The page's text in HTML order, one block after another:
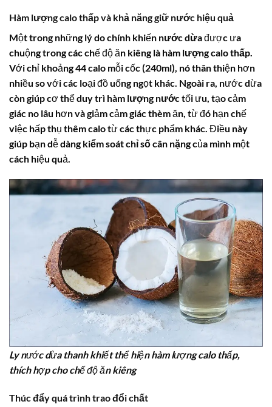
Hàm lượng calo thấpvà khả nănggiữ nước hiệu quả
Một trong những lý do chính khiến nước dừađược ưa
chuộng trong các chế độ ăn kiêng là hàm lượng calo thấp.
Với chỉ khoảng 44 calo mỗi cốc (240ml), nó thân thiện hơn
nhiều so với các loại đồ uống ngọt khác. Ngoài ra, nước dừa
còn giúp cơ thể duy trì hàm lượng nướctối ưu, tạo cảm
giác no lâu hơn và giảm cảm giác thèm ăn, từ đó hạn chế
việc hấp thụ thêmcalotừ các thực phẩm khác. Điều này
giúp bạn dễ dàngkiểm soát chỉ số cân nặngcủa mình một
cách hiệu quả.
Ly nước dừa thanh khiết thể hiện hàm lượng calo thấp,
thích hợp cho chế độ ăn kiêng
Thúc đẩyquá trình trao đổi chất